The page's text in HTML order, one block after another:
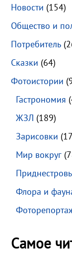
Новости (154)
Общество и
Потребитель
Сказки (64)
Фотоистории
Гастрономия
ЖЗЛ (189)
Зарисовки
Мир вокруг
Флора и
Самое